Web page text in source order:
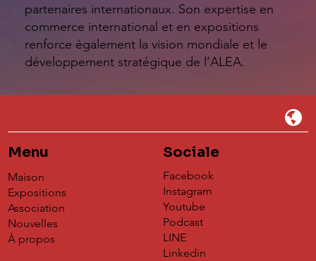
partenaires internationaux. Son expertise en
commerce international et en expositions
renforce également la vision mondiale et le
développement stratégique de l’ALEA.
Menu
Maison
Expositions
Association
Nouvelles
À propos
Sociale
Facebook
Instagram
Youtube
Podcast
LINE
Linkedin